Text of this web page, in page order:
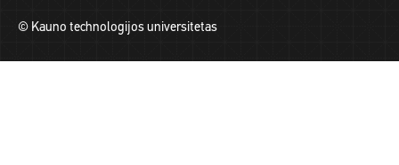
© Kauno technologijos universitetas